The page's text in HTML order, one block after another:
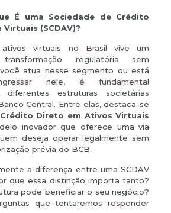
É uma Sociedade de Crédito
(SCDAV)?
virtuais no Brasil vive um
regulatória sem
atua nesse segmento ou está
nele, é fundamental
diferentes estruturas societárias
Central. Entre elas, destaca-se
Direto em Ativos Virtuais
inovador que oferece uma via
deseja operar legalmente sem
prévia do BCB.
a diferença entre uma SCDAV
que essa distinção importa tanto?
pode beneficiar o seu negócio?
que tentaremos responder